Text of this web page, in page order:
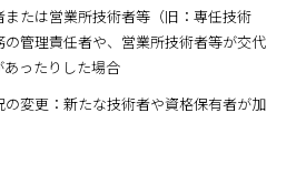
たは営業所技術者等（旧：専任技術
管理責任者や、営業所技術者等が交代
あったりした場合
変更：新たな技術者や資格保有者が加